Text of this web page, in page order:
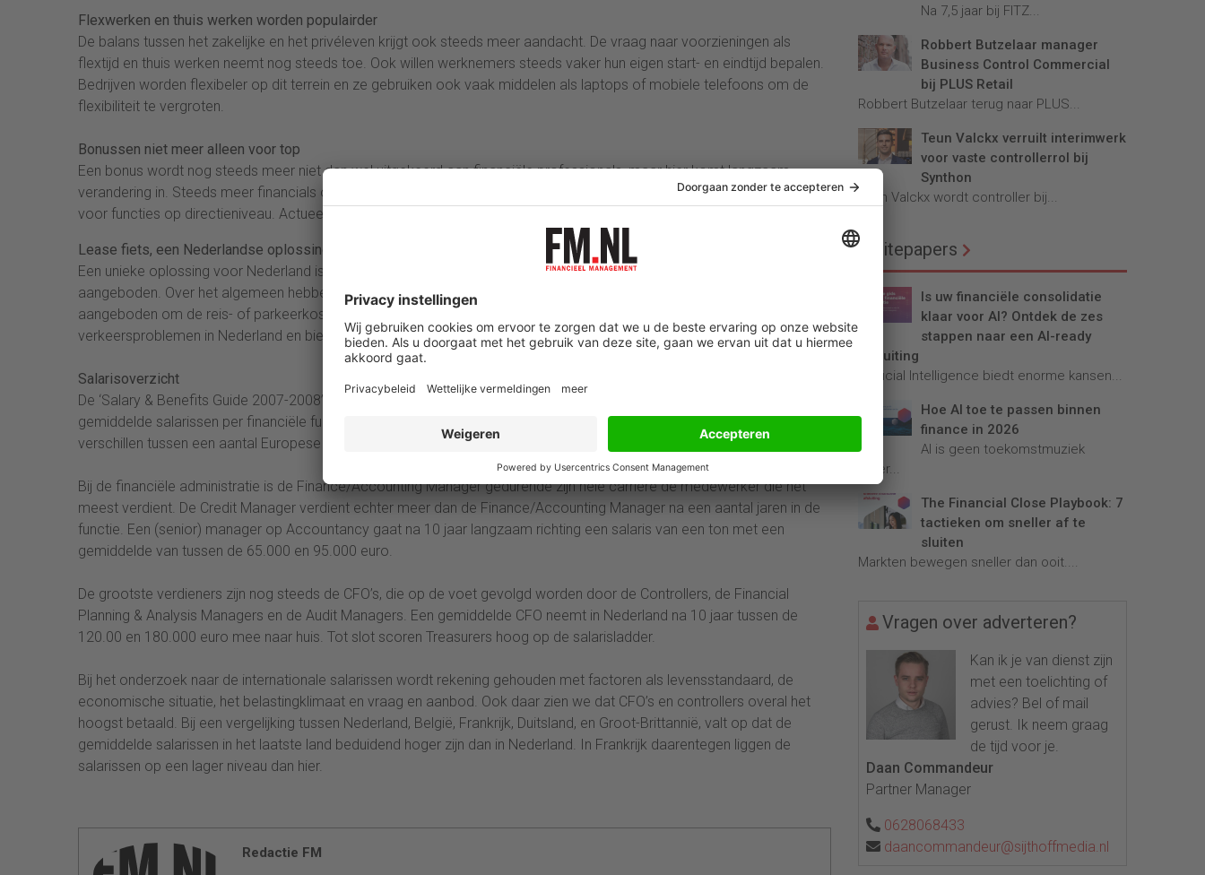
Flexwerken en thuis werken worden populairder
De balans tussen het zakelijke en het privéleven krijgt ook steeds meer aandacht. De vraag naar voorzieningen als
flextijd en thuis werken neemt nog steeds toe. Ook willen werknemers steeds vaker hun eigen start- en eindtijd bepalen.
Bedrijven worden flexibeler op dit terrein en ze gebruiken ook vaak middelen als laptops of mobiele telefoons om de
flexibiliteit te vergroten.
Bonussen niet meer alleen voor top
Een bonus wordt nog steeds meer niet dan wel uitgekeerd aan financiële professionals, maar hier komt langzaam
verandering in. Steeds meer financials op alle niveaus ontvangen een bonus waar het voorheen voorbehouden was
voor functies op directieniveau. Actueel blijft het prestatiegericht belonen.
Lease fiets, een Nederlandse oplossing
Een unieke oplossing voor Nederland is een lease fiets, een bedrijfsfiets die als secundaire arbeidsvoorwaarde wordt
aangeboden. Over het algemeen hebben alleen werknemers in hogere posities een lease auto. Als alternatief wordt
aangeboden om de reis- of parkeerkosten te vergoeden. Sommige bedrijven willen wat doen aan de extreme
verkeersproblemen in Nederland en bieden een bedrijfsfiets, een lease fiets, aan.
Salarisoverzicht
De ‘Salary & Benefits Guide 2007-2008’ geeft naast een overzicht van de trends ook een gedetailleerd overzicht van de
gemiddelde salarissen per financiële functie in Nederland en voor de internationale functies is er een overzicht van de
verschillen tussen een aantal Europese landen.
Bij de financiële administratie is de Finance/Accounting Manager gedurende zijn hele carrière de medewerker die het
meest verdient. De Credit Manager verdient echter meer dan de Finance/Accounting Manager na een aantal jaren in de
functie. Een (senior) manager op Accountancy gaat na 10 jaar langzaam richting een salaris van een ton met een
gemiddelde van tussen de 65.000 en 95.000 euro.
De grootste verdieners zijn nog steeds de CFO’s, die op de voet gevolgd worden door de Controllers, de Financial
Planning & Analysis Managers en de Audit Managers. Een gemiddelde CFO neemt in Nederland na 10 jaar tussen de
120.00 en 180.000 euro mee naar huis. Tot slot scoren Treasurers hoog op de salarisladder.
Bij het onderzoek naar de internationale salarissen wordt rekening gehouden met factoren als levensstandaard, de
economische situatie, het belastingklimaat en vraag en aanbod. Ook daar zien we dat CFO’s en controllers overal het
hoogst betaald. Bij een vergelijking tussen Nederland, België, Frankrijk, Duitsland, en Groot-Brittannië, valt op dat de
gemiddelde salarissen in het laatste land beduidend hoger zijn dan in Nederland. In Frankrijk daarentegen liggen de
salarissen op een lager niveau dan hier.
Redactie FM
Na 7,5 jaar bij FITZ...
Robbert Butzelaar manager
Business Control Commercial
bij PLUS Retail
Robbert Butzelaar terug naar PLUS...
Teun Valckx verruilt interimwerk
voor vaste controllerrol bij
Synthon
Teun Valckx wordt controller bij...
Whitepapers
Is uw financiële consolidatie
klaar voor AI? Ontdek de zes
stappen naar een AI-ready
afsluiting
Artificial Intelligence biedt enorme kansen...
Hoe AI toe te passen binnen
finance in 2026
AI is geen toekomstmuziek
meer...
The Financial Close Playbook: 7
tactieken om sneller af te
sluiten
Markten bewegen sneller dan ooit....
Vragen over adverteren?
Kan ik je van dienst zijn
met een toelichting of
advies? Bel of mail
gerust. Ik neem graag
de tijd voor je.
Daan Commandeur
Partner Manager
0628068433
daancommandeur@sijthoffmedia.nl